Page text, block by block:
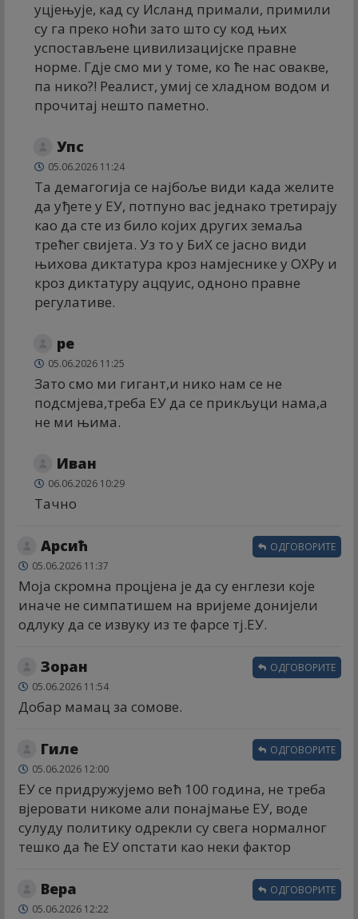
уцјењује, кад су Исланд примали, примили
су га преко ноћи зато што су код њих
успостављене цивилизацијске правне
норме. Гдје смо ми у томе, ко ће нас овакве,
па нико?! Реалист, умиј се хладном водом и
прочитај нешто паметно.
Упс
05.06.2026 11:24
Та демагогија се најбоље види када желите
да уђете у ЕУ, потпуно вас једнако третирају
као да сте из било којих других земаља
трећег свијета. Уз то у БиХ се јасно види
њихова диктатура кроз намјеснике у ОХРу и
кроз диктатуру ацqуис, одноно правне
регулативе.
ре
05.06.2026 11:25
Зато смо ми гигант,и нико нам се не
подсмјева,треба ЕУ да се прикљуци нама,а
не ми њима.
Иван
06.06.2026 10:29
Тачно
Арсић
05.06.2026 11:37
Моја скромна процјена је да су енглези које
иначе не симпатишем на вријеме донијели
одлуку да се извуку из те фарсе тј.ЕУ.
ОДГОВОРИТЕ
Зоран
05.06.2026 11:54
Добар мамац за сомове.
ОДГОВОРИТЕ
Гиле
05.06.2026 12:00
ЕУ се придружујемо већ 100 година, не треба
вјеровати никоме али понајмање ЕУ, воде
сулуду политику одрекли су свега нормалног
тешко да ће ЕУ опстати као неки фактор
ОДГОВОРИТЕ
Вера
05.06.2026 12:22
ОДГОВОРИТЕ